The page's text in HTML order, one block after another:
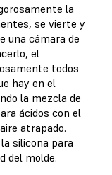
la
se vierte y
una cámara de
el
todos
hay en el
la mezcla de
ácidos con el
atrapado.
silicona para
del molde.